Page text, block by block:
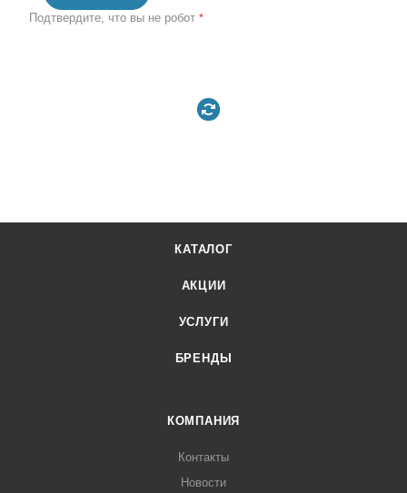
Подтвердите, что вы не робот *
КАТАЛОГ
АКЦИИ
УСЛУГИ
БРЕНДЫ
КОМПАНИЯ
Контакты
Новости